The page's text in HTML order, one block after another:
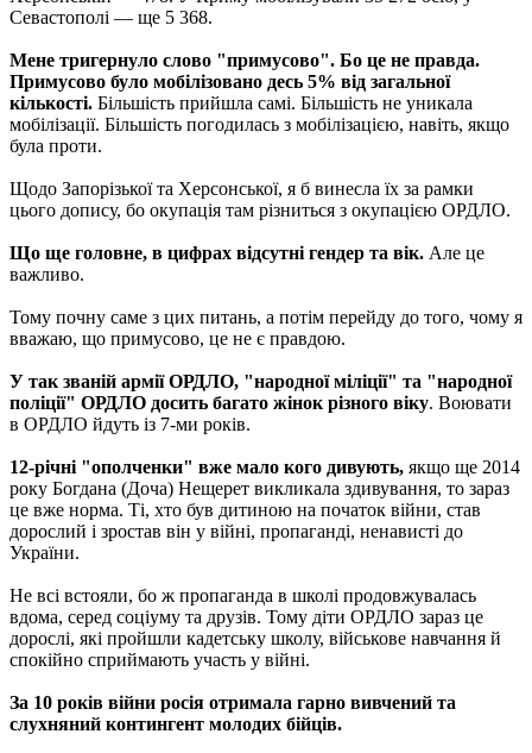
Севастополі — ще 5 368.
Мене тригернуло слово "примусово". Бо це не правда.
Примусово було мобілізовано десь 5% від загальної
кількості. Більшість прийшла самі. Більшість не уникала
мобілізації. Більшість погодилась з мобілізацією, навіть, якщо
була проти.
Щодо Запорізької та Херсонської, я б винесла їх за рамки
цього допису, бо окупація там різниться з окупацією ОРДЛО.
Що ще головне, в цифрах відсутні гендер та вік. Але це
важливо.
Тому почну саме з цих питань, а потім перейду до того, чому я
вважаю, що примусово, це не є правдою.
У так званій армії ОРДЛО, "народної міліції" та "народної
поліції" ОРДЛО досить багато жінок різного віку. Воювати
в ОРДЛО йдуть із 7-ми років.
12-річні "ополченки" вже мало кого дивують, якщо ще 2014
року Богдана (Доча) Нещерет викликала здивування, то зараз
це вже норма. Ті, хто був дитиною на початок війни, став
дорослий і зростав він у війні, пропаганді, ненависті до
України.
Не всі встояли, бо ж пропаганда в школі продовжувалась
вдома, серед соціуму та друзів. Тому діти ОРДЛО зараз це
дорослі, які пройшли кадетську школу, військове навчання й
спокійно сприймають участь у війні.
За 10 років війни росія отримала гарно вивчений та
слухняний контингент молодих бійців.